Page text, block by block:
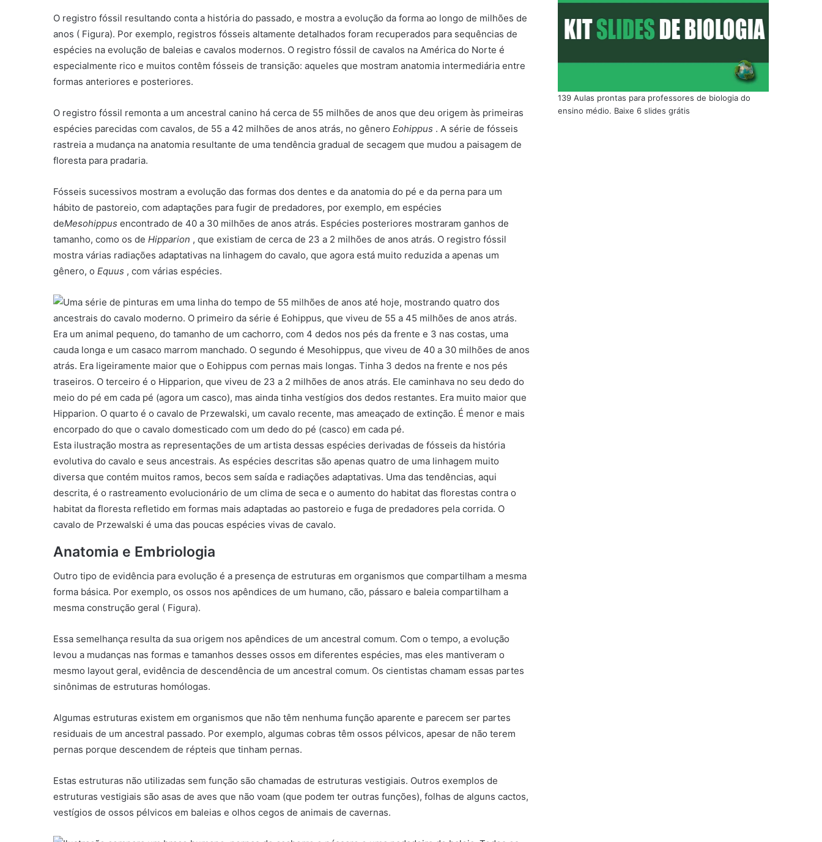
O registro fóssil resultando conta a história do passado, e mostra a evolução da forma ao longo de milhões de
anos ( Figura). Por exemplo, registros fósseis altamente detalhados foram recuperados para sequências de
espécies na evolução de baleias e cavalos modernos. O registro fóssil de cavalos na América do Norte é
especialmente rico e muitos contêm fósseis de transição: aqueles que mostram anatomia intermediária entre
formas anteriores e posteriores.
O registro fóssil remonta a um ancestral canino há cerca de 55 milhões de anos que deu origem às primeiras
espécies parecidas com cavalos, de 55 a 42 milhões de anos atrás, no gênero Eohippus . A série de fósseis
rastreia a mudança na anatomia resultante de uma tendência gradual de secagem que mudou a paisagem de
floresta para pradaria.
Fósseis sucessivos mostram a evolução das formas dos dentes e da anatomia do pé e da perna para um
hábito de pastoreio, com adaptações para fugir de predadores, por exemplo, em espécies
deMesohippus encontrado de 40 a 30 milhões de anos atrás. Espécies posteriores mostraram ganhos de
tamanho, como os de Hipparion , que existiam de cerca de 23 a 2 milhões de anos atrás. O registro fóssil
mostra várias radiações adaptativas na linhagem do cavalo, que agora está muito reduzida a apenas um
gênero, o Equus , com várias espécies.
Esta ilustração mostra as representações de um artista dessas espécies derivadas de fósseis da história
evolutiva do cavalo e seus ancestrais. As espécies descritas são apenas quatro de uma linhagem muito
diversa que contém muitos ramos, becos sem saída e radiações adaptativas. Uma das tendências, aqui
descrita, é o rastreamento evolucionário de um clima de seca e o aumento do habitat das florestas contra o
habitat da floresta refletido em formas mais adaptadas ao pastoreio e fuga de predadores pela corrida. O
cavalo de Przewalski é uma das poucas espécies vivas de cavalo.
Anatomia e Embriologia
Outro tipo de evidência para evolução é a presença de estruturas em organismos que compartilham a mesma
forma básica. Por exemplo, os ossos nos apêndices de um humano, cão, pássaro e baleia compartilham a
mesma construção geral ( Figura).
Essa semelhança resulta da sua origem nos apêndices de um ancestral comum. Com o tempo, a evolução
levou a mudanças nas formas e tamanhos desses ossos em diferentes espécies, mas eles mantiveram o
mesmo layout geral, evidência de descendência de um ancestral comum. Os cientistas chamam essas partes
sinônimas de estruturas homólogas.
Algumas estruturas existem em organismos que não têm nenhuma função aparente e parecem ser partes
residuais de um ancestral passado. Por exemplo, algumas cobras têm ossos pélvicos, apesar de não terem
pernas porque descendem de répteis que tinham pernas.
Estas estruturas não utilizadas sem função são chamadas de estruturas vestigiais. Outros exemplos de
estruturas vestigiais são asas de aves que não voam (que podem ter outras funções), folhas de alguns cactos,
vestígios de ossos pélvicos em baleias e olhos cegos de animais de cavernas.
139 Aulas prontas para professores de biologia do
ensino médio. Baixe 6 slides grátis